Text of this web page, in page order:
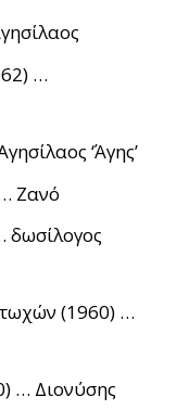
…
‘Άγης’
Ζανό
δωσίλογος
(1960) …
… Διονύσης